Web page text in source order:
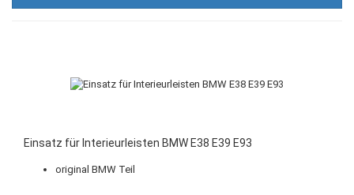
Einsatz für Interieurleisten BMW E38 E39 E93
original BMW Teil